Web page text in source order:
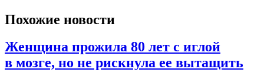
Похожие новости
Женщина прожила 80 лет с иглой
в мозге, но не рискнула ее вытащить